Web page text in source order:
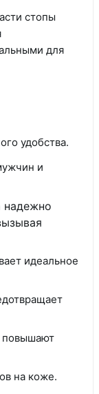
стопы
для
удобства.
и
надежно
идеальное
повышают
на коже.